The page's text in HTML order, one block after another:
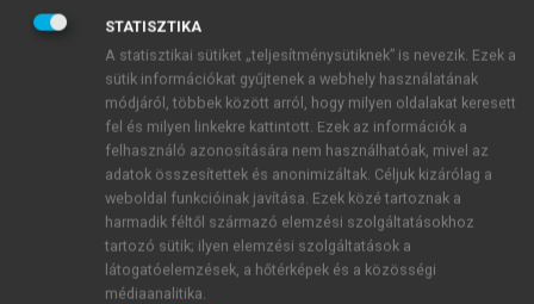
menu_book OLVASÁS
A szókincs terjedelme mint
mennyiség
A szókincs mennyisége és minősége két olyan
alapvető dimenzió, amely évtizedeken át uralta a
hagyományos idegen nyelvi tesztelés világát. A
STATISZTIKA
A statisztikai sütiket „teljesítménysütiknek” is nevezik. Ezek a
sütik információkat gyűjtenek a webhely használatának
módjáról, többek között arról, hogy milyen oldalakat keresett
fel és milyen linkekre kattintott. Ezek az információk a
felhasználó azonosítására nem használhatóak, mivel az
adatok összesítettek és anonimizáltak. Céljuk kizárólag a
weboldal funkcióinak javítása. Ezek közé tartoznak a
harmadik féltől származó elemzési szolgáltatásokhoz
tartozó sütik; ilyen elemzési szolgáltatások a
látogatóelemzések, a hőtérképek és a közösségi
médiaanalitika.